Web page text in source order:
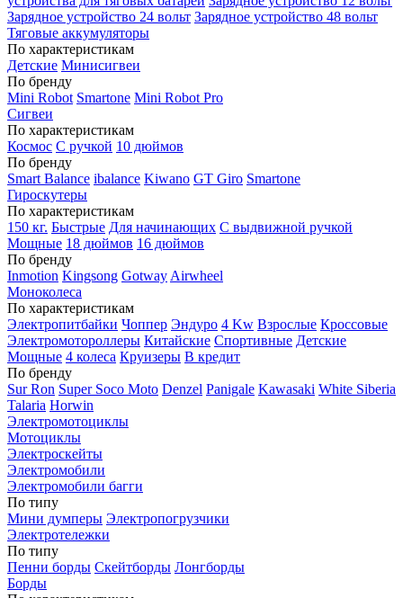
Зарядное устройство 24 вольт Зарядное устройство 48 вольт
Тяговые аккумуляторы
По характеристикам
Детские Минисигвеи
По бренду
Mini Robot Smartone Mini Robot Pro
Сигвеи
По характеристикам
Космос С ручкой 10 дюймов
По бренду
Smart Balance ibalance Kiwano GT Giro Smartone
Гироскутеры
По характеристикам
150 кг. Быстрые Для начинающих С выдвижной ручкой
Мощные 18 дюймов 16 дюймов
По бренду
Inmotion Kingsong Gotway Airwheel
Моноколеса
По характеристикам
Электропитбайки Чоппер Эндуро 4 Kw Взрослые Кроссовые
Электромотороллеры Китайские Спортивные Детские
Мощные 4 колеса Круизеры В кредит
По бренду
Sur Ron Super Soco Moto Denzel Panigale Kawasaki White Siberia
Talaria Horwin
Электромотоциклы
Мотоциклы
Электроскейты
Электромобили
Электромобили багги
По типу
Мини думперы Электропогрузчики
Электротележки
По типу
Пенни борды Скейтборды Лонгборды
Борды